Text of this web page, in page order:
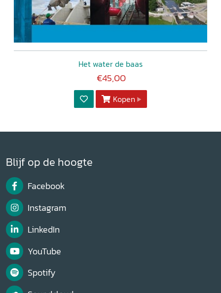
Het water de baas
€45,00
Kopen
Blijf op de hoogte
Facebook
Instagram
LinkedIn
YouTube
Spotify